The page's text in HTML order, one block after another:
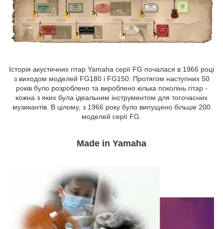
Історія акустичних гітар Yamaha серії FG почалася в 1966 році
з виходом моделей FG180 і FG150. Протягом наступних 50
років було розроблено та вироблено кілька поколінь гітар -
кожна з яких була ідеальним інструментом для тогочасних
музикантів. В цілому, з 1966 року було випущено більше 200
моделей серії FG.
Made in Yamaha